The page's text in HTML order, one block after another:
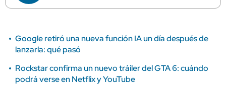
Google retiró una nueva función IA un día después de
lanzarla: qué pasó
Rockstar confirma un nuevo tráiler del GTA 6: cuándo
podrá verse en Netflix y YouTube